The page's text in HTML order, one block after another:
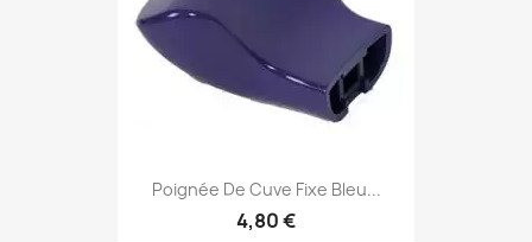
Poignée De Cuve Fixe Bleu...
4,80 €